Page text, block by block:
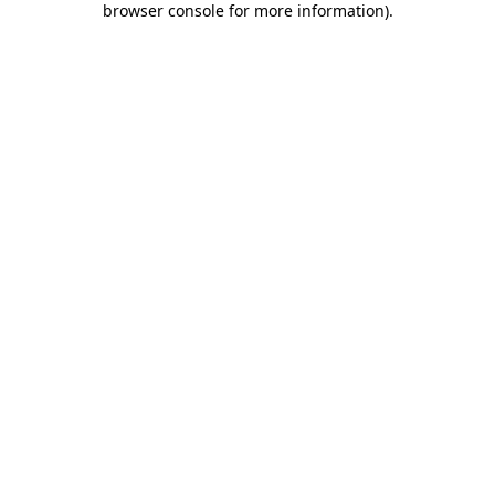
browser console for more information).